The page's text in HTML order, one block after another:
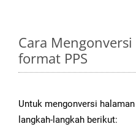
Cara
format PPS
Untuk mengonversi
langkah-langkah berikut: